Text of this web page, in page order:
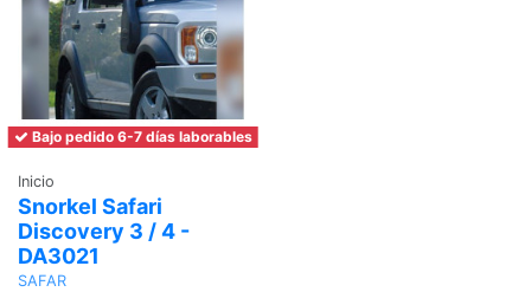
Bajo pedido 6-7 días laborables
Inicio
Snorkel Safari
Discovery 3 / 4 -
DA3021
SAFAR